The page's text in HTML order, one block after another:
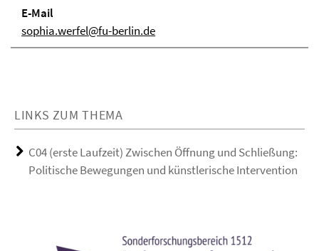
E-Mail
sophia.werfel@fu-berlin.de
LINKS ZUM THEMA
C04 (erste Laufzeit) Zwischen Öffnung und Schließung:
Politische Bewegungen und künstlerische Intervention